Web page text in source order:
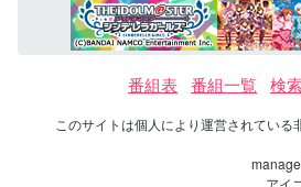
番組表 番組一覧 検
このサイトは個人により運営されている